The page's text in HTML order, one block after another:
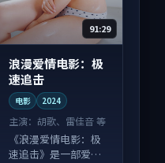
91:29
浪漫爱情电影：极
速追击
电影 2024
主演： 胡歌、雷佳音 等
《浪漫爱情电影：极
速追击》是一部爱情